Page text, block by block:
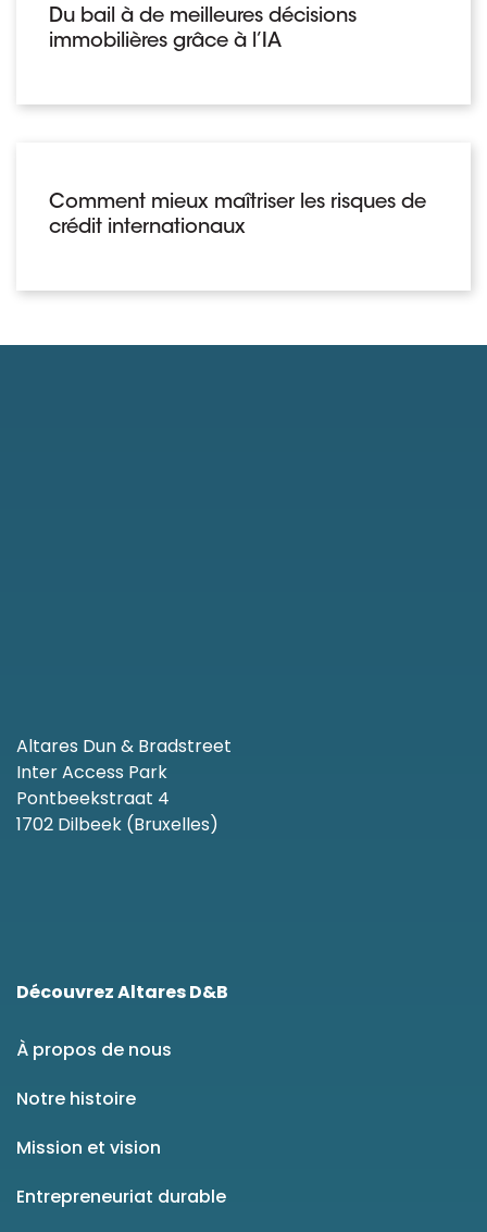
Du bail à de meilleures décisions
immobilières grâce à l’IA
Comment mieux maîtriser les risques de
crédit internationaux
Altares Dun & Bradstreet
Inter Access Park
Pontbeekstraat 4
1702 Dilbeek (Bruxelles)
Découvrez Altares D&B
À propos de nous
Notre histoire
Mission et vision
Entrepreneuriat durable